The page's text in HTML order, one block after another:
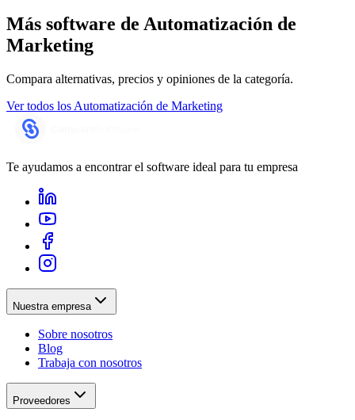
Más software de Automatización de
Marketing
Compara alternativas, precios y opiniones de la categoría.
Ver todos los Automatización de Marketing
Te ayudamos a encontrar el software ideal para tu empresa
Nuestra empresa
Sobre nosotros
Blog
Trabaja con nosotros
Proveedores